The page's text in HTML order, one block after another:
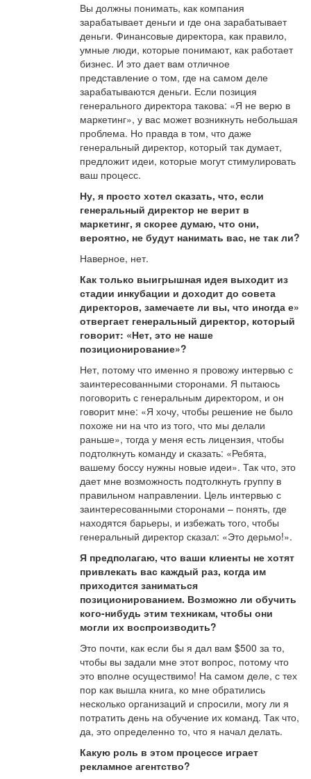
Вы должны понимать, как компания
зарабатывает деньги и где она зарабатывает
деньги. Финансовые директора, как правило,
умные люди, которые понимают, как работает
бизнес. И это дает вам отличное
представление о том, где на самом деле
зарабатываются деньги. Если позиция
генерального директора такова: «Я не верю в
маркетинг», у вас может возникнуть небольшая
проблема. Но правда в том, что даже
генеральный директор, который так думает,
предложит идеи, которые могут стимулировать
ваш процесс.
Ну, я просто хотел сказать, что, если
генеральный директор не верит в
маркетинг, я скорее думаю, что они,
вероятно, не будут нанимать вас, не так ли?
Наверное, нет.
Как только выигрышная идея выходит из
стадии инкубации и доходит до совета
директоров, замечаете ли вы, что иногда е»
отвергает генеральный директор, который
говорит: «Нет, это не наше
позиционирование»?
Нет, потому что именно я провожу интервью с
заинтересованными сторонами. Я пытаюсь
поговорить с генеральным директором, и он
говорит мне: «Я хочу, чтобы решение не было
похоже ни на что из того, что мы делали
раньше», тогда у меня есть лицензия, чтобы
подтолкнуть команду и сказать: «Ребята,
вашему боссу нужны новые идеи». Так что, это
дает мне возможность подтолкнуть группу в
правильном направлении. Цель интервью с
заинтересованными сторонами – понять, где
находятся барьеры, и избежать того, чтобы
генеральный директор сказал: «Это дерьмо!».
Я предполагаю, что ваши клиенты не хотят
привлекать вас каждый раз, когда им
приходится заниматься
позиционированием. Возможно ли обучить
кого-нибудь этим техникам, чтобы они
могли их воспроизводить?
Это почти, как если бы я дал вам $500 за то,
чтобы вы задали мне этот вопрос, потому что
это вполне осуществимо! На самом деле, с тех
пор как вышла книга, ко мне обратились
несколько организаций и спросили, могу ли я
потратить день на обучение их команд. Так что,
да, это определенно то, что я начал делать.
Какую роль в этом процессе играет
рекламное агентство?